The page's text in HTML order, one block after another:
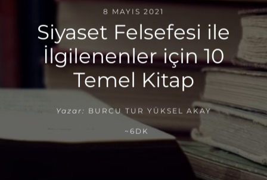
8 MAYIS 2021
Siyaset Felsefesi ile
İlgilenenler için 10
Temel Kitap
Yazar: BURCU TUR YÜKSEL AKAY
~6DK